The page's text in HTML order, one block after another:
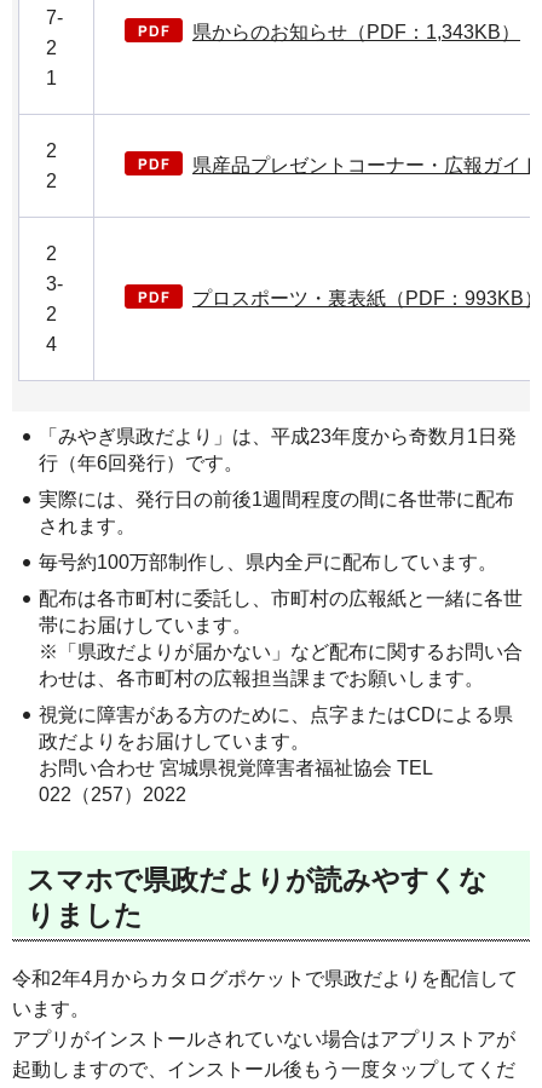
7-
2
1
県からのお知らせ（PDF：1,343KB）
2
2
県産品プレゼントコーナー・広報ガイ
2
3-
2
4
プロスポーツ・裏表紙（PDF：993KB）
「みやぎ県政だより」は、平成23年度から奇数月1日発
行（年6回発行）です。
実際には、発行日の前後1週間程度の間に各世帯に配布
されます。
毎号約100万部制作し、県内全戸に配布しています。
配布は各市町村に委託し、市町村の広報紙と一緒に各世
帯にお届けしています。
※「県政だよりが届かない」など配布に関するお問い合
わせは、各市町村の広報担当課までお願いします。
視覚に障害がある方のために、点字またはCDによる県
政だよりをお届けしています。
お問い合わせ 宮城県視覚障害者福祉協会 TEL
022（257）2022
スマホで県政だよりが読みやすくな
りました
令和2年4月からカタログポケットで県政だよりを配信して
います。
アプリがインストールされていない場合はアプリストアが
起動しますので、インストール後もう一度タップしてくだ